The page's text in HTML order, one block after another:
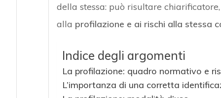
della stessa: può risultare
alla profilazione e ai rischi alla stessa
Indice degli argomenti
La profilazione: quadro normativo e
L’importanza di una corretta